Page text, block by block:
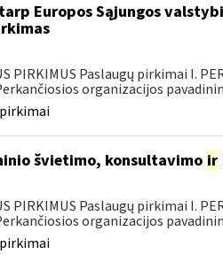
Europos Sąjungos
PIRKIMUS Paslaugų pirkimai I.
organizacijos
švietimo, konsultavimo ir
PIRKIMUS Paslaugų pirkimai I.
organizacijos